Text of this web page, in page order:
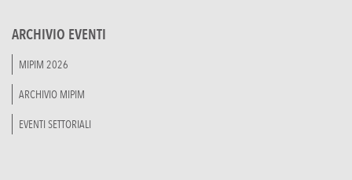
ARCHIVIO EVENTI
MIPIM 2026
ARCHIVIO MIPIM
EVENTI SETTORIALI